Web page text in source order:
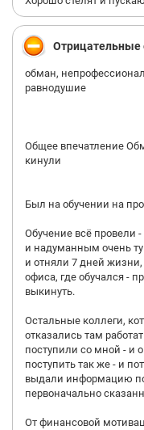
Отрицательные
обман,
равнодушие
Общее впечатление
кинули
Был на обучении на
Обучение всё провели
и надуманным очень
и отняли 7 дней
офиса, где обучался -
выкинуть.
Остальные коллеги,
отказались там
поступили со мной - и
поступить так же - и
выдали информацию по
первоначально
От финансовой